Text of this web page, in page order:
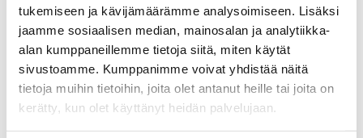
tukemiseen ja kävijämäärämme analysoimiseen. Lisäksi
jaamme sosiaalisen median, mainosalan ja analytiikka-
alan kumppaneillemme tietoja siitä, miten käytät
sivustoamme. Kumppanimme voivat yhdistää näitä
tietoja muihin tietoihin, joita olet antanut heille tai joita on
kerätty, kun olet käyttänyt heidän palvelujaan.
haluamme vahvistaa
asemaamme oman alamme
merkittävänä työnantajana.
Oman tuotekehityksen lisäksi
teemme oppilaitosyhteistyötä,